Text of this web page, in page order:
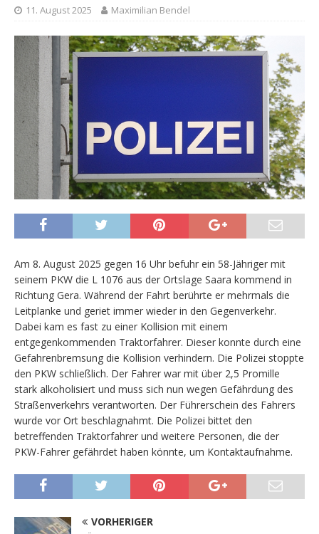
11. August 2025 Maximilian Bendel
Am 8. August 2025 gegen 16 Uhr befuhr ein 58-Jähriger mit
seinem PKW die L 1076 aus der Ortslage Saara kommend in
Richtung Gera. Während der Fahrt berührte er mehrmals die
Leitplanke und geriet immer wieder in den Gegenverkehr.
Dabei kam es fast zu einer Kollision mit einem
entgegenkommenden Traktorfahrer. Dieser konnte durch eine
Gefahrenbremsung die Kollision verhindern. Die Polizei stoppte
den PKW schließlich. Der Fahrer war mit über 2,5 Promille
stark alkoholisiert und muss sich nun wegen Gefährdung des
Straßenverkehrs verantworten. Der Führerschein des Fahrers
wurde vor Ort beschlagnahmt. Die Polizei bittet den
betreffenden Traktorfahrer und weitere Personen, die der
PKW-Fahrer gefährdet haben könnte, um Kontaktaufnahme.
VORHERIGER